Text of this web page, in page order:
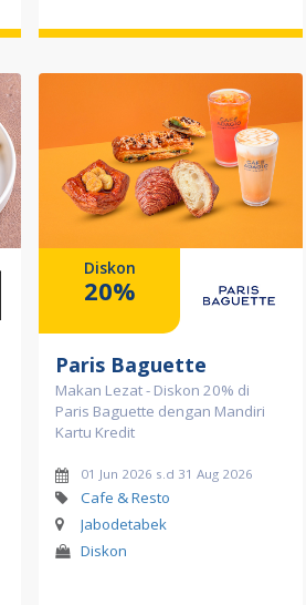
Diskon
20%
Paris Baguette
Makan Lezat - Diskon 20% di
Paris Baguette dengan Mandiri
Kartu Kredit
01 Jun 2026 s.d 31 Aug 2026
Cafe & Resto
Jabodetabek
Diskon